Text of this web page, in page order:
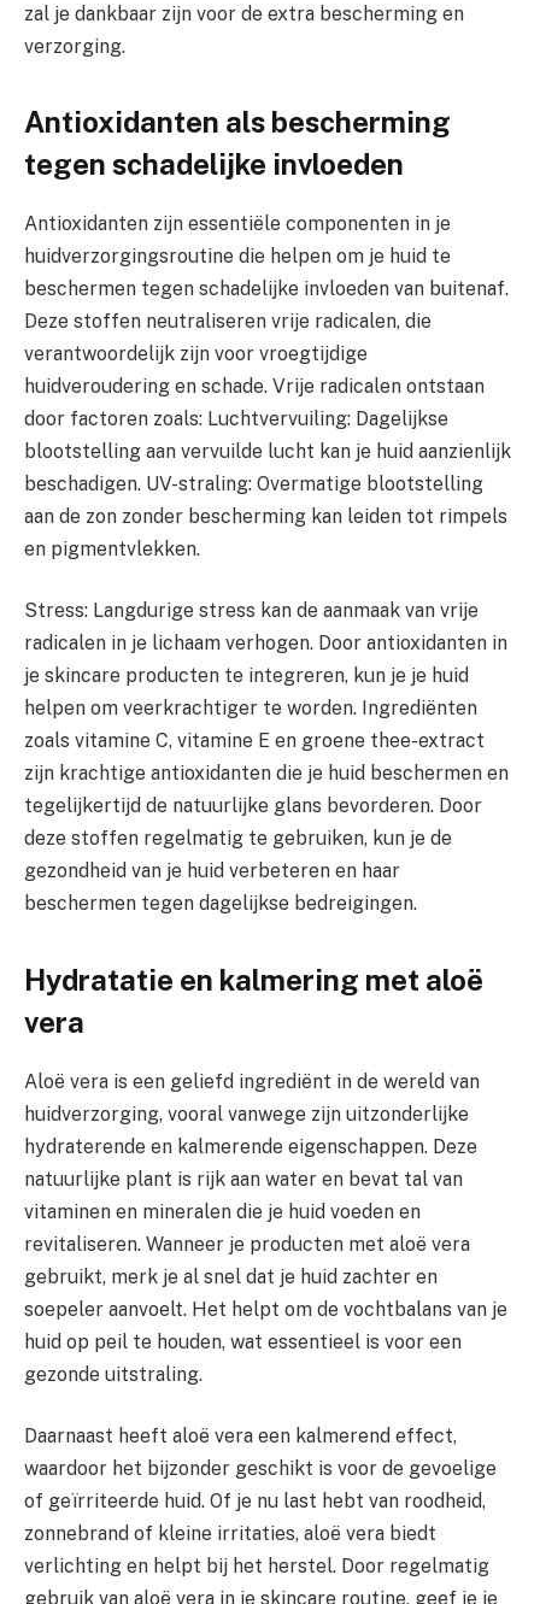
zal je dankbaar zijn voor de extra bescherming en
verzorging.
Antioxidanten als bescherming
tegen schadelijke invloeden
Antioxidanten zijn essentiële componenten in je
huidverzorgingsroutine die helpen om je huid te
beschermen tegen schadelijke invloeden van buitenaf.
Deze stoffen neutraliseren vrije radicalen, die
verantwoordelijk zijn voor vroegtijdige
huidveroudering en schade. Vrije radicalen ontstaan
door factoren zoals: Luchtvervuiling: Dagelijkse
blootstelling aan vervuilde lucht kan je huid aanzienlijk
beschadigen. UV-straling: Overmatige blootstelling
aan de zon zonder bescherming kan leiden tot rimpels
en pigmentvlekken.
Stress: Langdurige stress kan de aanmaak van vrije
radicalen in je lichaam verhogen. Door antioxidanten in
je skincare producten te integreren, kun je je huid
helpen om veerkrachtiger te worden. Ingrediënten
zoals vitamine C, vitamine E en groene thee-extract
zijn krachtige antioxidanten die je huid beschermen en
tegelijkertijd de natuurlijke glans bevorderen. Door
deze stoffen regelmatig te gebruiken, kun je de
gezondheid van je huid verbeteren en haar
beschermen tegen dagelijkse bedreigingen.
Hydratatie en kalmering met aloë
vera
Aloë vera is een geliefd ingrediënt in de wereld van
huidverzorging, vooral vanwege zijn uitzonderlijke
hydraterende en kalmerende eigenschappen. Deze
natuurlijke plant is rijk aan water en bevat tal van
vitaminen en mineralen die je huid voeden en
revitaliseren. Wanneer je producten met aloë vera
gebruikt, merk je al snel dat je huid zachter en
soepeler aanvoelt. Het helpt om de vochtbalans van je
huid op peil te houden, wat essentieel is voor een
gezonde uitstraling.
Daarnaast heeft aloë vera een kalmerend effect,
waardoor het bijzonder geschikt is voor de gevoelige
of geïrriteerde huid. Of je nu last hebt van roodheid,
zonnebrand of kleine irritaties, aloë vera biedt
verlichting en helpt bij het herstel. Door regelmatig
gebruik van aloë vera in je skincare routine, geef je je